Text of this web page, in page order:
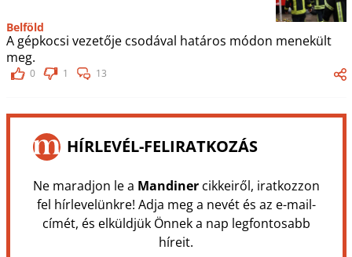
Belföld
A gépkocsi vezetője csodával határos módon menekült
meg.
0 1 13
HÍRLEVÉL-FELIRATKOZÁS
Ne maradjon le a Mandinercikkeiről, iratkozzon
fel hírlevelünkre! Adja meg a nevét és az e-mail-
címét, és elküldjük Önnek a nap legfontosabb
híreit.